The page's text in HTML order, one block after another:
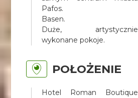
Pafos.
Basen.
Duże, artystycznie
wykonane pokoje.
POŁOŻENIE
Hotel Roman Boutique